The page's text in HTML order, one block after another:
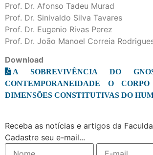
Prof. Dr. Afonso Tadeu Murad
Prof. Dr. Sinivaldo Silva Tavares
Prof. Dr. Eugenio Rivas Perez
Prof. Dr. João Manoel Correia
Download
A SOBREVIVÊNCIA DO
CONTEMPORANEIDADE O
DIMENSÕES CONSTITUTIVAS DO
Receba as notícias e artigos da
Cadastre seu e-mail...